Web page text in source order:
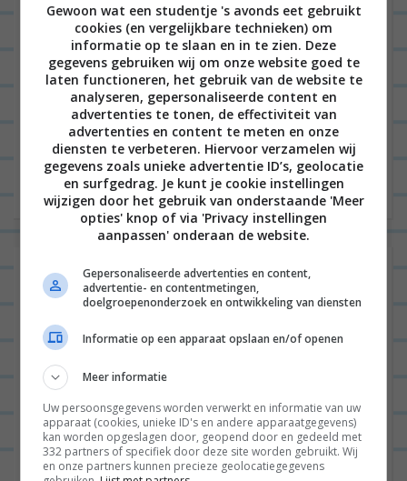
Hey you! Deze week ontdekte ik per ongeluk een
nieuwe en lekker tortizza recept, namelijk
tortizza’s met spek en rauwkost. Jan moest ff
koken, want ik...Lees verder
Tortizza’s caprese met rode pesto
ALGEMEEN 0
Gewoon wat een studentje 's avonds eet gebruikt
cookies (en vergelijkbare technieken) om
informatie op te slaan en in te zien. Deze
gegevens gebruiken wij om onze website goed te
laten functioneren, het gebruik van de website te
analyseren, gepersonaliseerde content en
advertenties te tonen, de effectiviteit van
advertenties en content te meten en onze
diensten te verbeteren. Hiervoor verzamelen wij
gegevens zoals unieke advertentie ID’s, geolocatie
en surfgedrag. Je kunt je cookie instellingen
wijzigen door het gebruik van onderstaande 'Meer
opties' knop of via 'Privacy instellingen
aanpassen' onderaan de website.
Gepersonaliseerde advertenties en content,
advertentie- en contentmetingen,
doelgroepenonderzoek en ontwikkeling van diensten
Informatie op een apparaat opslaan en/of openen
Meer informatie
Uw persoonsgegevens worden verwerkt en informatie van uw
apparaat (cookies, unieke ID's en andere apparaatgegevens)
kan worden opgeslagen door, geopend door en gedeeld met
332 partners of specifiek door deze site worden gebruikt. Wij
en onze partners kunnen precieze geolocatiegegevens